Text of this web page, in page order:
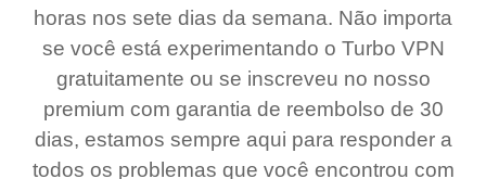
horas nos sete dias da semana. Não importa
se você está experimentando o Turbo VPN
gratuitamente ou se inscreveu no nosso
premium com garantia de reembolso de 30
dias, estamos sempre aqui para responder a
todos os problemas que você encontrou com